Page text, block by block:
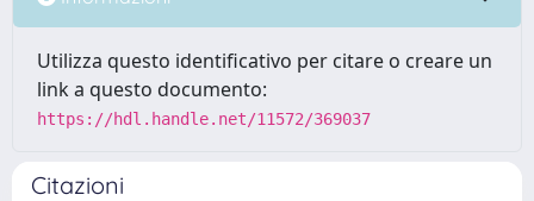
Utilizza questo identificativo per citare o creare un
link a questo documento:
https://hdl.handle.net/11572/369037
Citazioni